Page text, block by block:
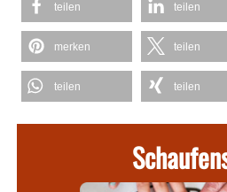
teilen teilen
merken teilen
teilen teilen